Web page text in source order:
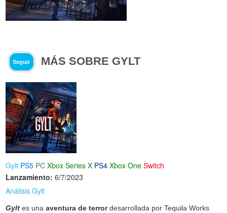
Seguir MÁS SOBRE GYLT
Gylt PS5 PC Xbox Series X PS4 Xbox One Switch
Lanzamiento: 6/7/2023
Análisis Gylt
Gylt es unaaventura de terrordesarrollada por Tequila Works